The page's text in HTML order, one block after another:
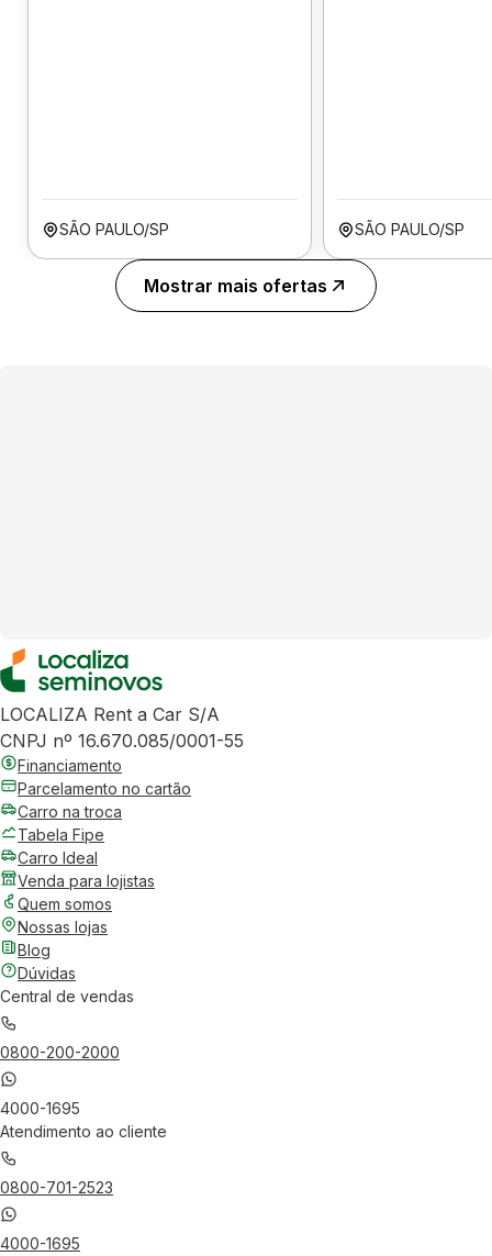
SÃO PAULO/SP SÃO PAULO/SP
Mostrar mais ofertas
LOCALIZA Rent a Car S/A
CNPJ nº 16.670.085/0001-55
Financiamento
Parcelamento no cartão
Carro na troca
Tabela Fipe
Carro Ideal
Venda para lojistas
Quem somos
Nossas lojas
Blog
Dúvidas
Central de vendas
0800-200-2000
4000-1695
Atendimento ao cliente
0800-701-2523
4000-1695